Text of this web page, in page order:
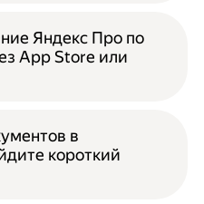
Яндекс Про по
App Store или
в
короткий